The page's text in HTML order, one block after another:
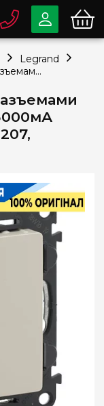
63-07
79-78
Legrand
Розетка с двумя USB-разъемами тип C + тип C 240V/5V 3000мА Legrand Valena Life 753207, слоновая кость